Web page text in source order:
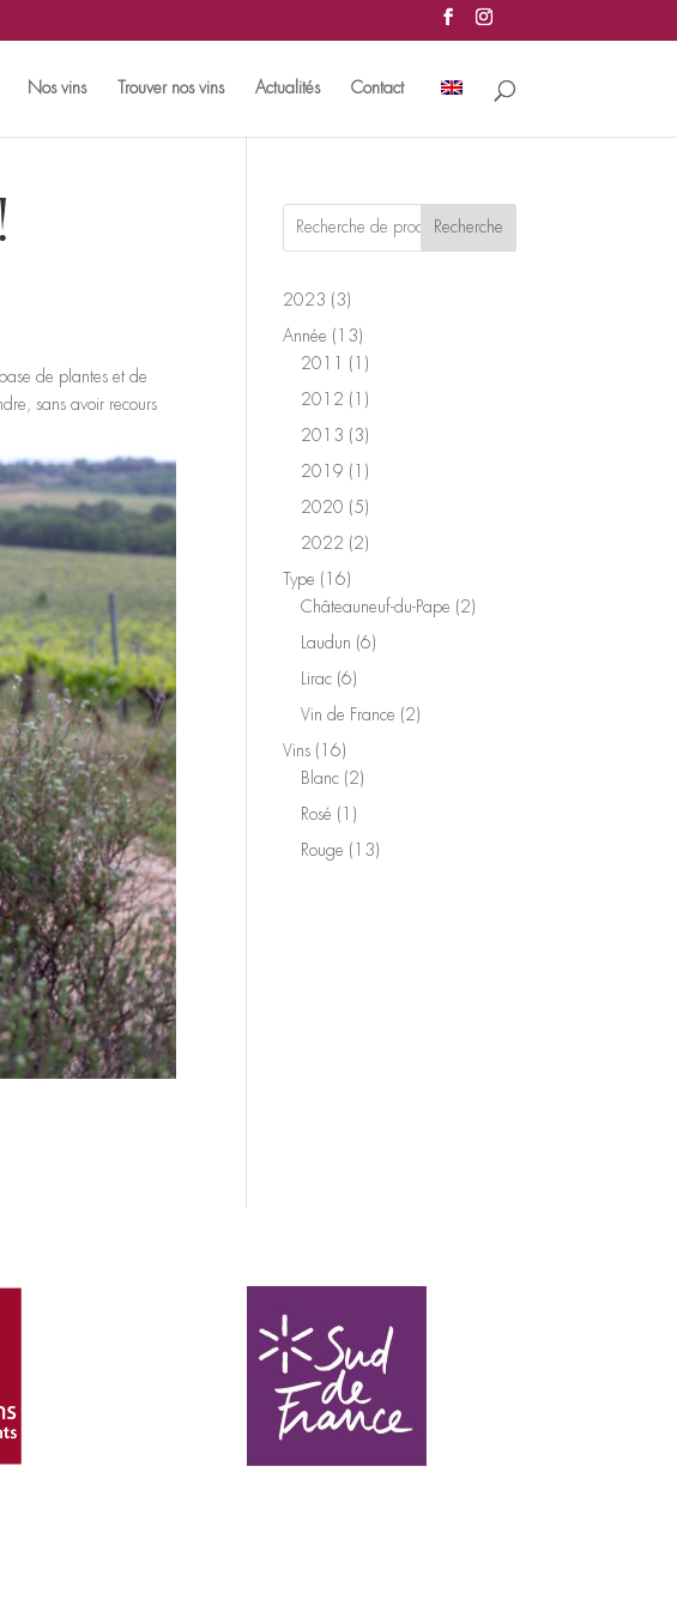
Nos vins Trouver nos vins Actualités Contact
de plantes et de
sans avoir recours
Recherche
2023 33
produits
Année 1313
produits
2011
1
produit
2012
1
produit
2013 33
produits
2019
1
produit
2020 55
produits
2022 22
Type 1616
produits
Châteauneuf-du-Pape 22
Laudun 66
Lirac 66
produits
Vin de France 22
Vins 1616
produits
Blanc 22
Rosé
1
produit
Rouge 1313